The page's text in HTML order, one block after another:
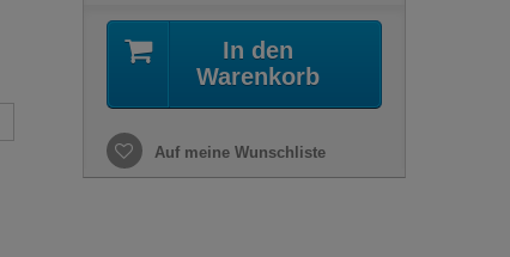
In den
Warenkorb
Auf meine Wunschliste